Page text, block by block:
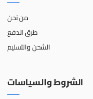
من نحن
طرق الدفع
الشحن والتسليم
الشروط والسياسات